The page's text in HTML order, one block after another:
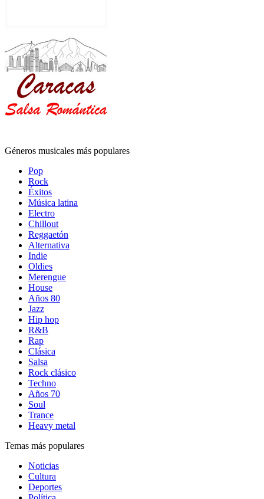
Géneros musicales más populares
Pop
Rock
Éxitos
Música latina
Electro
Chillout
Reggaetón
Alternativa
Indie
Oldies
Merengue
House
Años 80
Jazz
Hip hop
R&B
Rap
Clásica
Salsa
Rock clásico
Techno
Años 70
Soul
Trance
Heavy metal
Temas más populares
Noticias
Cultura
Deportes